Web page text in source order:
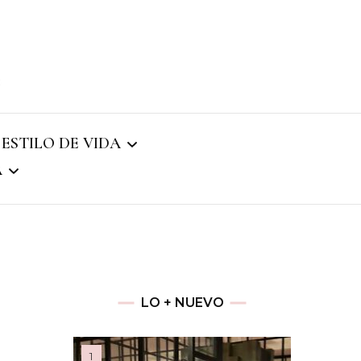
DE VIDA
LO + NUEVO